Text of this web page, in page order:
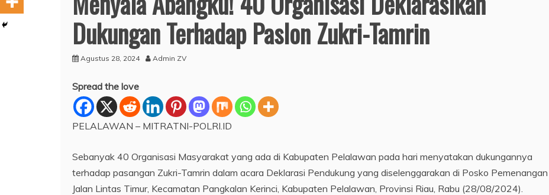
Dukungan Terhadap Paslon Zukri-Tamrin
Agustus 28, 2024 Admin ZV
Spread the love
PELALAWAN – MITRATNI-POLRI.ID
Sebanyak 40 Organisasi Masyarakat yang ada di Kabupaten Pelalawan pada hari menyatakan dukungannya
terhadap pasangan Zukri-Tamrin dalam acara Deklarasi Pendukung yang diselenggarakan di Posko Pemenangan
Jalan Lintas Timur, Kecamatan Pangkalan Kerinci, Kabupaten Pelalawan, Provinsi Riau, Rabu (28/08/2024).